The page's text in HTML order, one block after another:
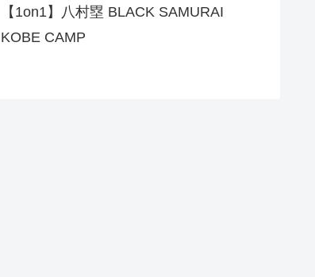
【1on1】八村塁 BLACK SAMURAI
KOBE CAMP